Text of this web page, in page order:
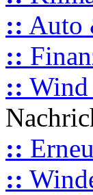
:: Auto
::
:: Wind
::
::